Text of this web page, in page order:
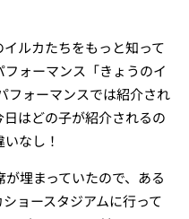
ルカたちをもっと知って
ォーマンス「きょうのイ
フォーマンスでは紹介され
はどの子が紹介されるの
なし！
埋まっていたので、ある
ョースタジアムに行って